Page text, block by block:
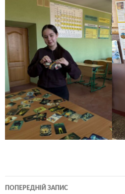
Навігація
ПОПЕРЕДНІЙ ЗАПИС